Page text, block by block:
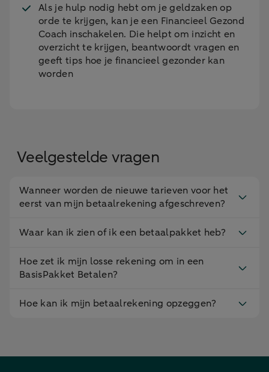
Als je hulp nodig hebt om je geldzaken op
orde te krijgen, kan je een Financieel Gezond
Coach inschakelen. Die helpt om inzicht en
overzicht te krijgen, beantwoordt vragen en
geeft tips hoe je financieel gezonder kan
worden
Veelgestelde vragen
Wanneer worden de nieuwe tarieven voor het
eerst van mijn betaalrekening afgeschreven?
Waar kan ik zien of ik een betaalpakket heb?
Hoe zet ik mijn losse rekening om in een
BasisPakket Betalen?
Hoe kan ik mijn betaalrekening opzeggen?